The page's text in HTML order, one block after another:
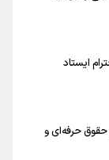
شهادت اجتناب
تیم ملی در
ایستاد
حقوق حرفه‌ای و